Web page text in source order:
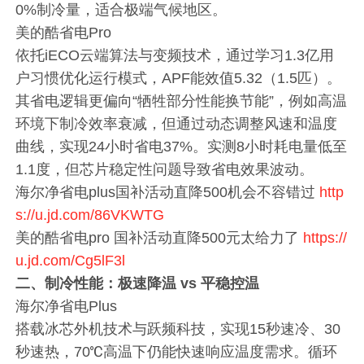
0%制冷量，适合极端气候地区。
美的酷省电Pro
依托iECO云端算法与变频技术，通过学习1.3亿用
户习惯优化运行模式，APF能效值5.32（1.5匹）。
其省电逻辑更偏向“牺牲部分性能换节能”，例如高温
环境下制冷效率衰减，但通过动态调整风速和温度
曲线，实现24小时省电37%。实测8小时耗电量低至
1.1度，但芯片稳定性问题导致省电效果波动。
海尔净省电plus国补活动直降500机会不容错过 http
s://u.jd.com/86VKWTG
美的酷省电pro 国补活动直降500元太给力了 https://
u.jd.com/Cg5lF3l
二、制冷性能：极速降温 vs 平稳控温
海尔净省电Plus
搭载冰芯外机技术与跃频科技，实现15秒速冷、30
秒速热，70℃高温下仍能快速响应温度需求。循环